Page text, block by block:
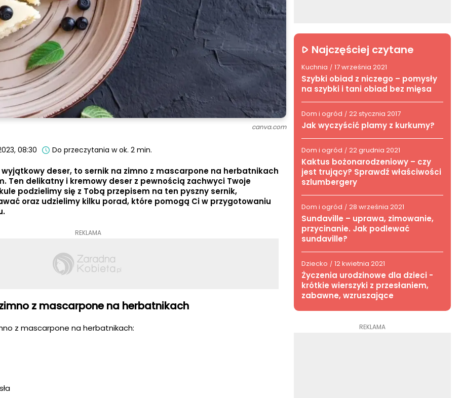
canva.com
08:30 Do przeczytania w ok. 2 min.
deser, to sernik na zimno z mascarpone na herbatnikach
Ten delikatny i kremowy deser z pewnością zachwyci Twoje
podzielimy się z Tobą przepisem na ten pyszny sernik,
oraz udzielimy kilku porad, które pomogą Ci w przygotowaniu
REKLAMA
z mascarpone na herbatnikach
z mascarpone na herbatnikach:
Najczęściej czytane
Kuchnia / 17 września 2021
Szybki obiad z niczego – pomysły
na szybki i tani obiad bez mięsa
Dom i ogród / 22 stycznia 2017
Jak wyczyścić plamy z kurkumy?
Dom i ogród / 22 grudnia 2021
Kaktus bożonarodzeniowy – czy
jest trujący? Sprawdź właściwości
szlumbergery
Dom i ogród / 28 września 2021
Sundaville – uprawa, zimowanie,
przycinanie. Jak podlewać
sundaville?
Dziecko / 12 kwietnia 2021
Życzenia urodzinowe dla dzieci -
krótkie wierszyki z przesłaniem,
zabawne, wzruszające
REKLAMA